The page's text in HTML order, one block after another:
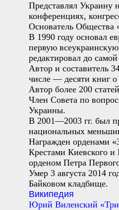
Представлял Украину
конференциях,
Основатель Общества
В 1990 году основал
первую
редактировал до
Автор и составитель
числе — десяти книг о
Автор более 200
Член Совета по
Украины.
В 2001—2003 гг. был
национальных
Награжден орденами
Крестами Киевского и
орденом Петра
Умер 3 августа 2014
Байковом кладбище.
Википедия
Юрий Виленский